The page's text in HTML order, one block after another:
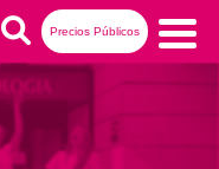
Precios Públicos
Buscar